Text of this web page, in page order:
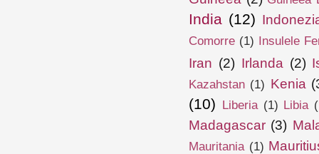
India (12)
Comorre (1) Insulele
Iran (2) Irlanda (2)
Kazahstan (1) Kenia
(10) Liberia (1) Libia
Madagascar (3)
Mauritania (1)